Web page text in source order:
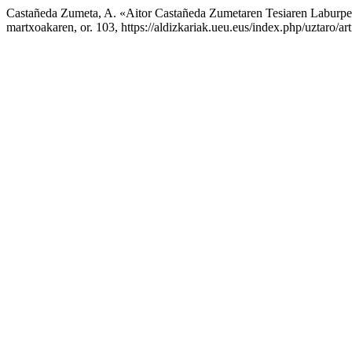
Castañeda Zumeta, A. «Aitor Castañeda Zumetaren Tesiaren
martxoakaren, or. 103, https://aldizkariak.ueu.eus/index.php/uztaro/